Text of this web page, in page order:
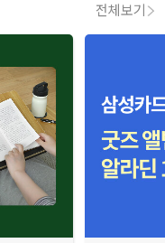
전체보기